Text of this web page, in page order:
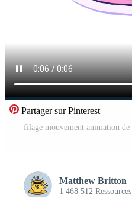
Partager sur Pinterest
Matthew Britton
1 468 512 Ressources